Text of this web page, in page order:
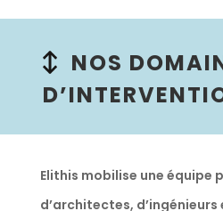
NOS
Elithis mobilise une équipe
d’architectes, d’ingénieurs